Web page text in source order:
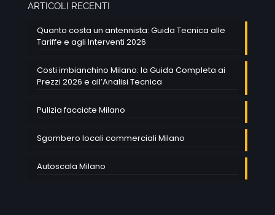
ARTICOLI RECENTI
Quanto costa un antennista: Guida Tecnica alle
Tariffe e agli Interventi 2026
Costi imbianchino Milano: la Guida Completa ai
Prezzi 2026 e all’Analisi Tecnica
Pulizia facciate Milano
Sgombero locali commerciali Milano
Autoscala Milano